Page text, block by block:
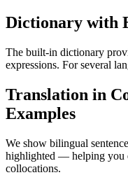
Dictionary with
The built-in dictionary
expressions. For several
Translation in
Examples
We show bilingual
highlighted — helping you
collocations.